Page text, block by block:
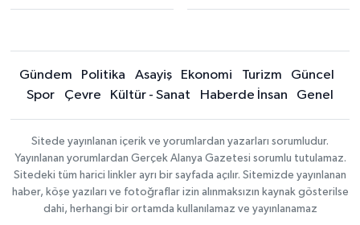
Gündem Politika Asayiş Ekonomi Turizm
Güncel
Spor
Çevre Kültür - Sanat Haberde İnsan Genel
Sitede yayınlanan içerik ve yorumlardan yazarları sorumludur.
Yayınlanan yorumlardan Gerçek Alanya Gazetesi sorumlu tutulamaz.
Sitedeki tüm harici linkler ayrı bir sayfada açılır. Sitemizde yayınlanan
haber, köşe yazıları ve fotoğraflar izin alınmaksızın kaynak gösterilse
dahi, herhangi bir ortamda kullanılamaz ve yayınlanamaz